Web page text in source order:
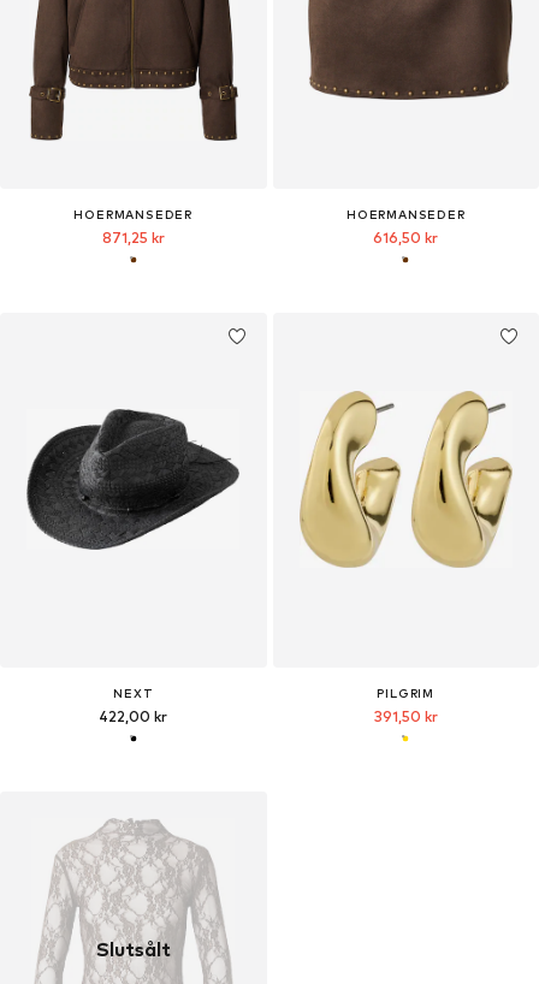
HOERMANSEDER
871,25 kr
HOERMANSEDER
616,50 kr
NEXT
422,00 kr
PILGRIM
391,50 kr
Slutsålt